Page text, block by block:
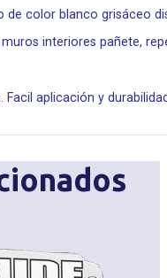
de color blanco grisáceo
interiores pañete,
Facil aplicación y